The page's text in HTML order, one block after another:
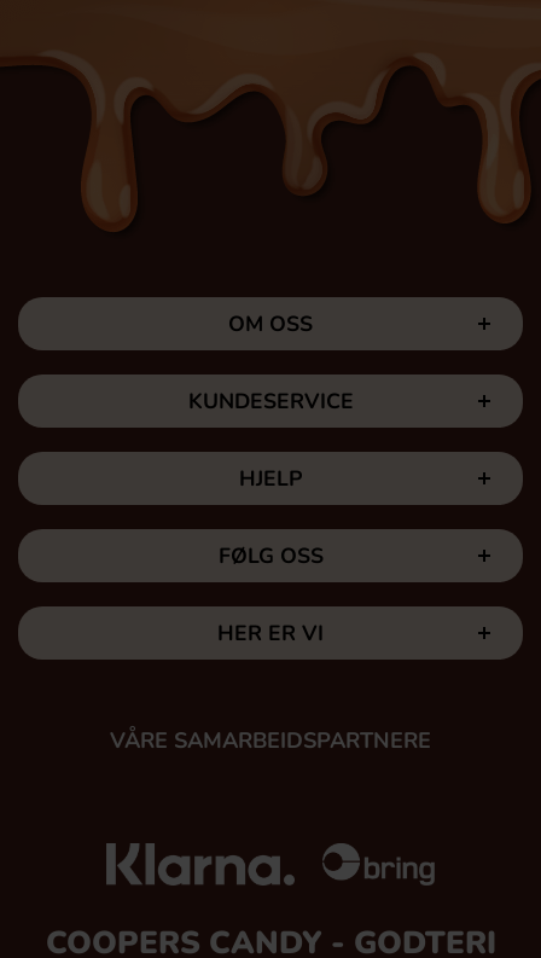
OM OSS
KUNDESERVICE
HJELP
FØLG OSS
HER ER VI
VÅRE SAMARBEIDSPARTNERE
COOPERS CANDY - GODTERI